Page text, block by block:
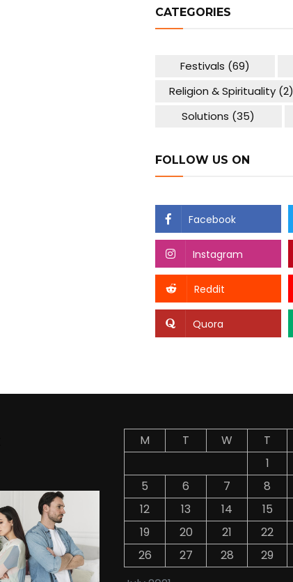
CATEGORIES
Festivals (69)
Religion & Spirituality(2)
Solutions (35)
FOLLOW US ON
Facebook
Instagram
Reddit
Quora
M T W T
1
5
6 7 8
12
13 14 15
19
20 21 22
26
27 28 29